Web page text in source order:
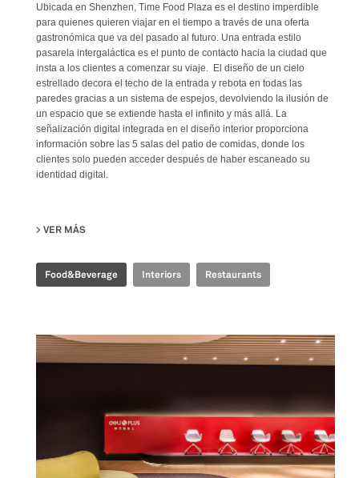
Ubicada en Shenzhen, Time Food Plaza es el destino imperdible
para quienes quieren viajar en el tiempo a través de una oferta
gastronómica que va del pasado al futuro. Una entrada estilo
pasarela intergaláctica es el punto de contacto hacia la ciudad que
insta a los clientes a comenzar su viaje. El diseño de un cielo
estrellado decora el techo de la entrada y rebota en todas las
paredes gracias a un sistema de espejos, devolviendo la ilusión de
un espacio que se extiende hasta el infinito y más allá. La
señalización digital integrada en el diseño interior proporciona
información sobre las 5 salas del patio de comidas, donde los
clientes solo pueden acceder después de haber escaneado su
identidad digital.
VER MÁS
Food&Beverage Interiors Restaurants